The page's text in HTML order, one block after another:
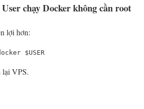
chạy Docker không cần root
lợi hơn:
$USER
lại VPS.